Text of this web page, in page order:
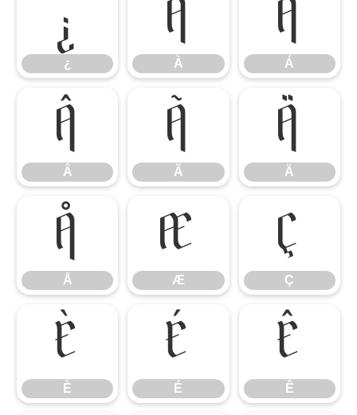
¿
¿
À
À
Á
Á
Â
Â
Ã
Ã
Ä
Ä
Å
Å
Æ
Æ
Ç
Ç
È
È
É
É
Ê
Ê